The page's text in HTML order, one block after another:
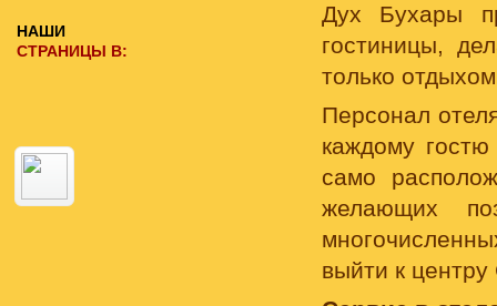
Дух Бухары
гостиницы,
только
Персонал
каждому гостю
само
желающих
выйти к
НАШИ
СТРАНИЦЫ В: